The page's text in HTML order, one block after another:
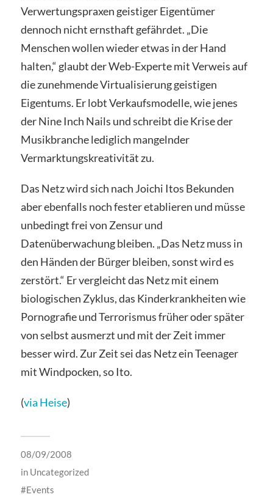
Verwertungspraxen geistiger Eigentümer
dennoch nicht ernsthaft gefährdet. „Die
Menschen wollen wieder etwas in der Hand
halten,“ glaubt der Web-Experte mit Verweis auf
die zunehmende Virtualisierung geistigen
Eigentums. Er lobt Verkaufsmodelle, wie jenes
der Nine Inch Nails und schreibt die Krise der
Musikbranche lediglich mangelnder
Vermarktungskreativität zu.
Das Netz wird sich nach Joichi Itos Bekunden
aber ebenfalls noch fester etablieren und müsse
unbedingt frei von Zensur und
Datenüberwachung bleiben. „Das Netz muss in
den Händen der Bürger bleiben, sonst wird es
zerstört.“ Er vergleicht das Netz mit einem
biologischen Zyklus, das Kinderkrankheiten wie
Pornografie und Terrorismus früher oder später
von selbst ausmerzt und mit der Zeit immer
besser wird. Zur Zeit sei das Netz ein Teenager
mit Windpocken, so Ito.
(via Heise)
08/09/2008
in Uncategorized
Events